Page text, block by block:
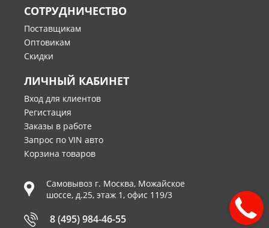
СОТРУДНИЧЕСТВО
Поставщикам
Оптовикам
Скидки
ЛИЧНЫЙ КАБИНЕТ
Вход для клиентов
Регистация
Заказы в работе
Запрос по VIN авто
Корзина товаров
Самовывоз г. Москва, Можайское
шоссе, д.25, этаж 1, офис 119/3
8 (495) 984-46-55